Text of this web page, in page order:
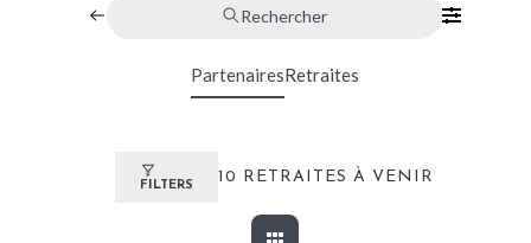
Rechercher
PartenairesRetraites
FILTERS 10 RETRAITES À VENIR